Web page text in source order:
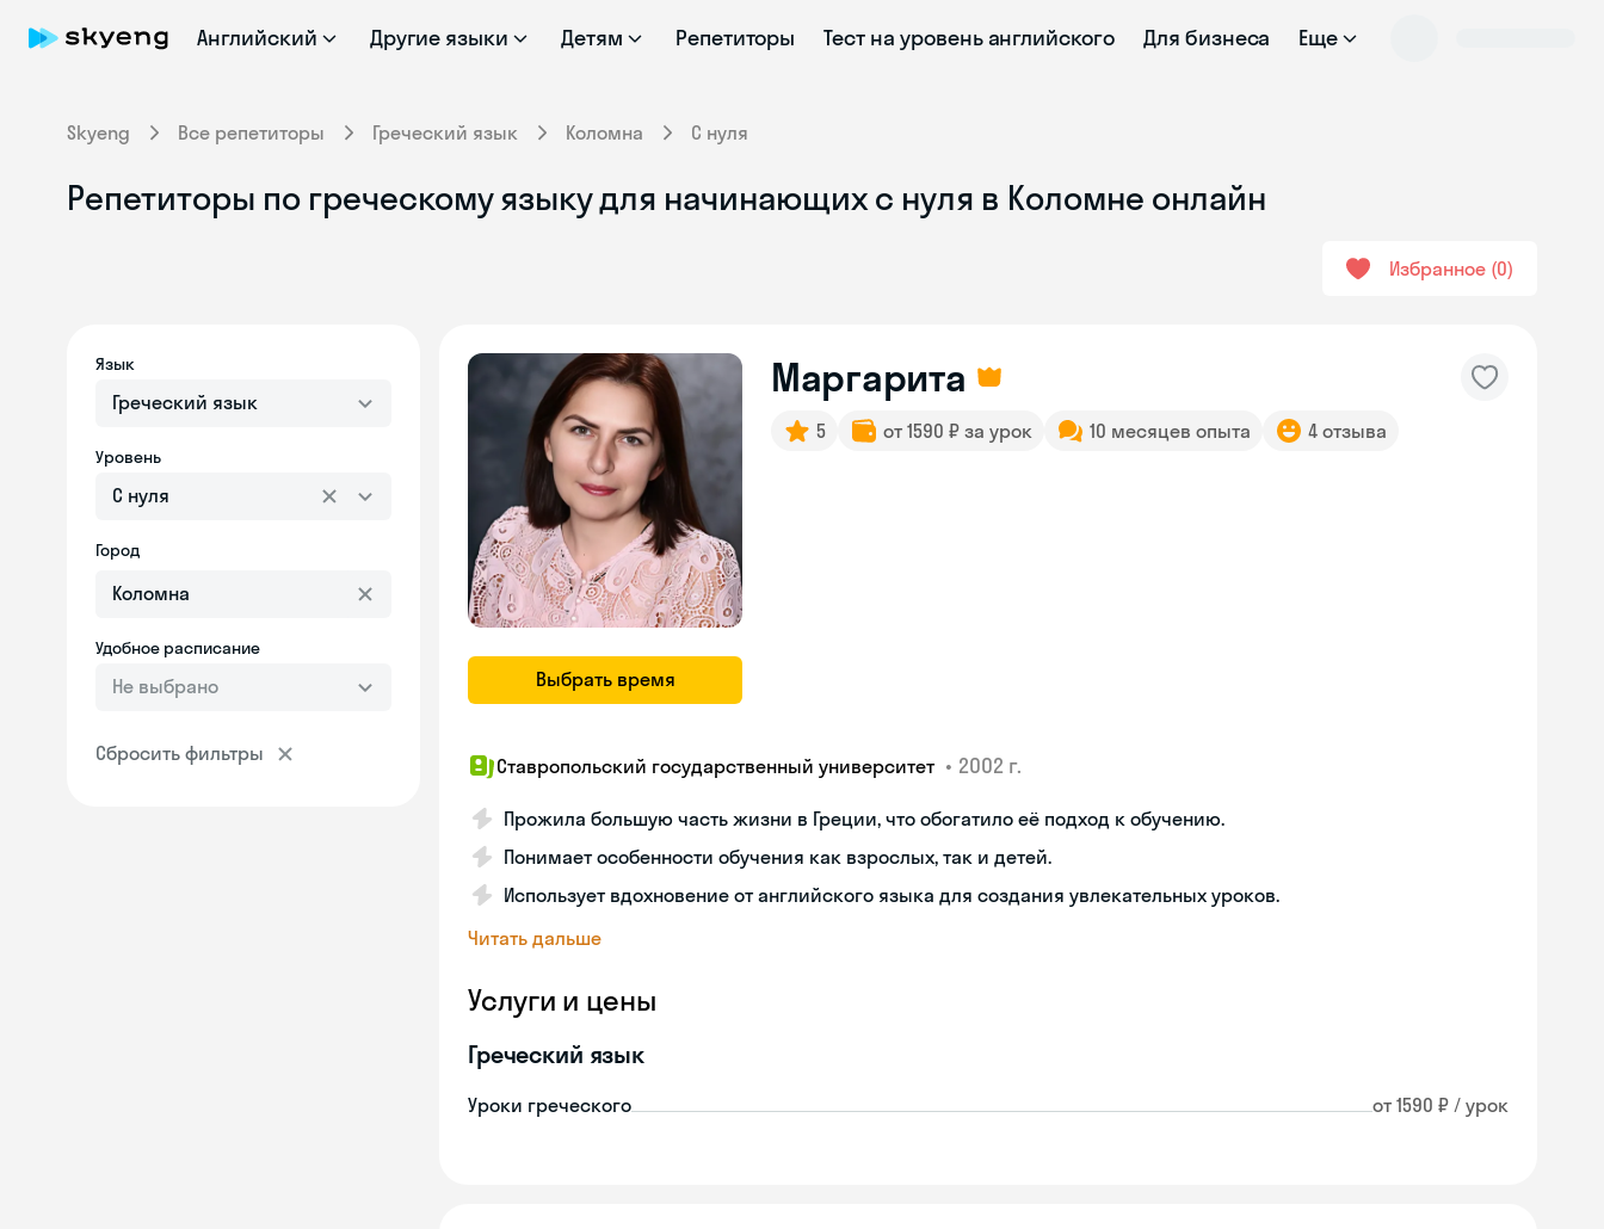
Английский Другие языки Детям Репетиторы Тест на уровень английского Для бизнеса Еще
Skyeng Все репетиторы Греческий язык Коломна С нуля
Репетиторы по греческому языку для начинающих с нуля в Коломне онлайн
Избранное 0
Язык
Греческий язык
Уровень
С нуля
Город
Удобное расписание
Не выбрано
Сбросить фильтры
Выбрать время
Маргарита
5 от 1590 ₽ за урок 10 месяцев опыта 4 отзыва
Ставропольский государственный университет • 2002 г.
Прожила большую часть жизни в Греции, что обогатило её подход к обучению.
Понимает особенности обучения как взрослых, так и детей.
Использует вдохновение от английского языка для создания увлекательных уроков.
Читать дальше
Услуги и цены
Греческий язык
Уроки греческого от 1590 ₽ / урок